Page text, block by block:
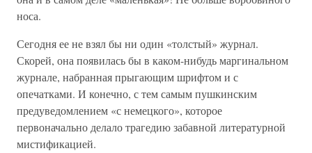
носа.
Сегодня ее не взял бы ни один «толстый» журнал.
Скорей, она появилась бы в каком-нибудь маргинальном
журнале, набранная прыгающим шрифтом и с
опечатками. И конечно, с тем самым пушкинским
предуведомлением «с немецкого», которое
первоначально делало трагедию забавной литературной
мистификацией.